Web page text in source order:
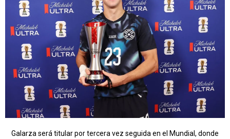
Galarza será titular por tercera vez seguida en el Mundial, donde